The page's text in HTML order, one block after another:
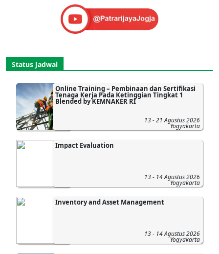
Status Jadwal
Online Training – Pembinaan dan Sertifikasi
Tenaga Kerja Pada Ketinggian Tingkat 1
Blended by KEMNAKER RI
13 - 21 Agustus 2026
Yogyakarta
Impact Evaluation
13 - 14 Agustus 2026
Yogyakarta
Inventory and Asset Management
13 - 14 Agustus 2026
Yogyakarta